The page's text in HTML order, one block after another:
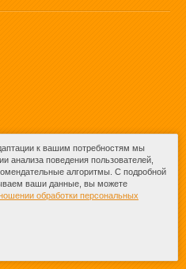
к вашим потребностям мы
анализа поведения пользователей,
алгоритмы. С подробной
ваши данные, вы можете
обработки персональных